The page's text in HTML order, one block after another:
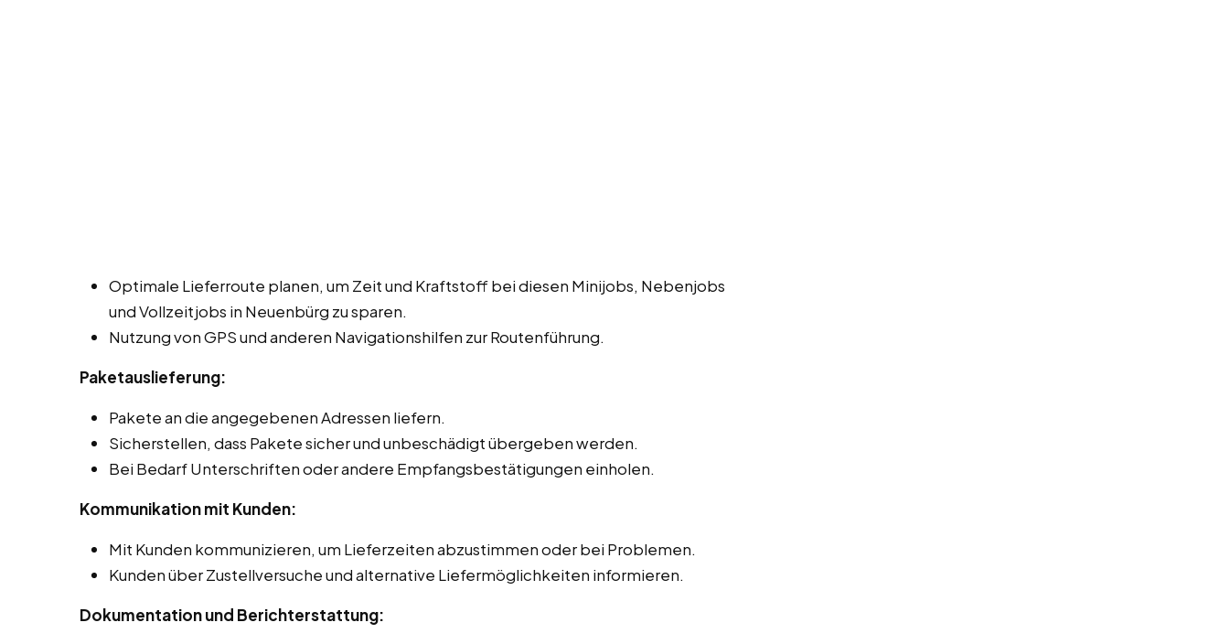
Optimale Lieferroute planen, um Zeit und Kraftstoff bei diesen Minijobs, Nebenjobs
und Vollzeitjobs in Neuenbürg zu sparen.
Nutzung von GPS und anderen Navigationshilfen zur Routenführung.
Paketauslieferung:
Pakete an die angegebenen Adressen liefern.
Sicherstellen, dass Pakete sicher und unbeschädigt übergeben werden.
Bei Bedarf Unterschriften oder andere Empfangsbestätigungen einholen.
Kommunikation mit Kunden:
Mit Kunden kommunizieren, um Lieferzeiten abzustimmen oder bei Problemen.
Kunden über Zustellversuche und alternative Liefermöglichkeiten informieren.
Dokumentation und Berichterstattung: